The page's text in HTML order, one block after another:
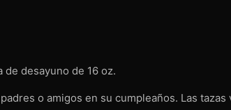
de desayuno de 16 oz.
o amigos en su cumpleaños. Las